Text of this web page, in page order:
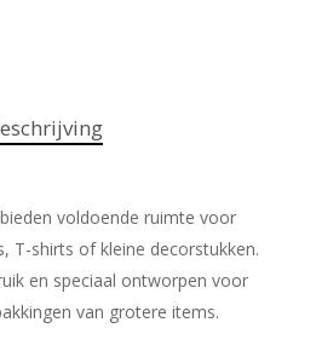
voldoende ruimte voor
T-shirts of kleine decorstukken.
en speciaal ontworpen voor
van grotere items.